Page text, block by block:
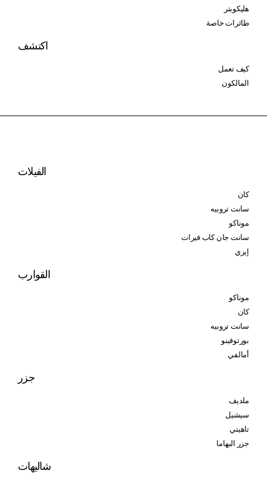
هليكوبتر
طائرات خاصة
اكتشف
كيف تعمل
المالكون
الفيلات
كان
سانت تروبيه
موناكو
سانت جان كاب فيرات
إيزي
القوارب
موناكو
كان
سانت تروبيه
بورتوفينو
أمالفي
جزر
ملديف
سيشيل
تاهيتي
جزر البهاما
شاليهات